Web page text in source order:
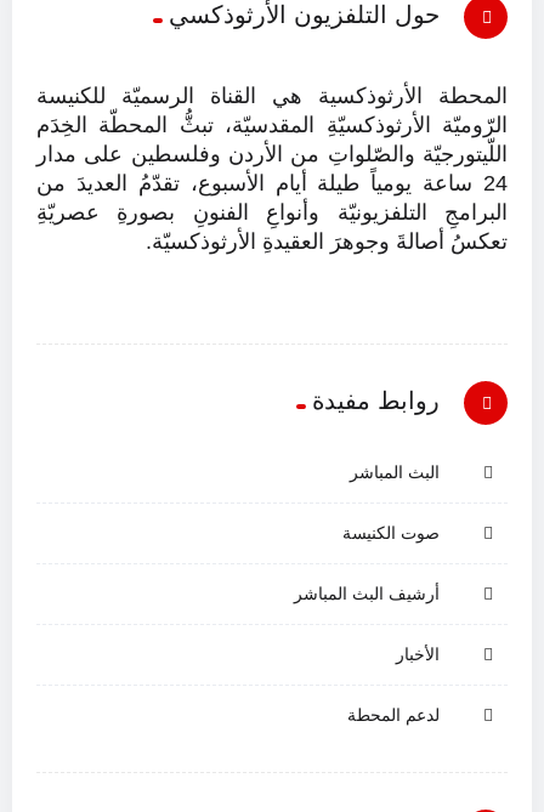
حول التلفزيون الأرثوذكسي
المحطة الأرثوذكسية هي القناة الرسميّة للكنيسة
الرّوميّة الأرثوذكسيّةِ المقدسيّة، تبثُّ المحطّة الخِدَم
اللّيتورجيّة والصّلواتِ من الأردن وفلسطين على مدار
24 ساعة يومياً طيلة أيام الأسبوع، تقدّمُ العديدَ من
البرامجِ التلفزيونيّة وأنواعِ الفنونِ بصورةِ عصريّةِ
تعكسُ أصالةَ وجوهرَ العقيدةِ الأرثوذكسيّة.
روابط مفيدة
البث المباشر
صوت الكنيسة
أرشيف البث المباشر
الأخبار
لدعم المحطة